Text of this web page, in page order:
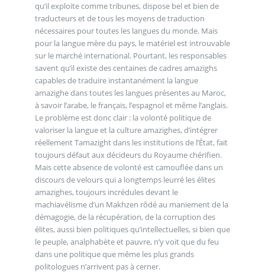
qu’il exploite comme tribunes, dispose bel et bien de
traducteurs et de tous les moyens de traduction
nécessaires pour toutes les langues du monde. Mais
pour la langue mère du pays, le matériel est introuvable
sur le marché international. Pourtant, les responsables
savent qu’il existe des centaines de cadres amazighs
capables de traduire instantanément la langue
amazighe dans toutes les langues présentes au Maroc,
à savoir l’arabe, le français, l’espagnol et même l’anglais.
Le problème est donc clair : la volonté politique de
valoriser la langue et la culture amazighes, d’intégrer
réellement Tamazight dans les institutions de l’État, fait
toujours défaut aux décideurs du Royaume chérifien.
Mais cette absence de volonté est camouflée dans un
discours de velours qui a longtemps leurré les élites
amazighes, toujours incrédules devant le
machiavélisme d’un Makhzen rôdé au maniement de la
démagogie, de la récupération, de la corruption des
élites, aussi bien politiques qu’intellectuelles, si bien que
le peuple, analphabète et pauvre, n’y voit que du feu
dans une politique que même les plus grands
politologues n’arrivent pas à cerner.